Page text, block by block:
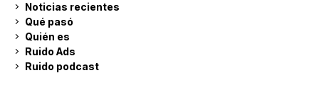
Noticias recientes
Qué pasó
Quién es
Ruido Ads
Ruido podcast